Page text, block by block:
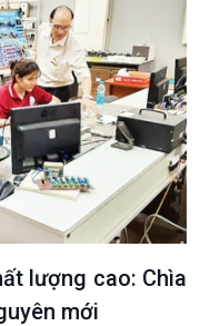
VOV1
luận
Sự kiện - Luận bàn
chuyện thời sự
chảy sự kiện
đêm
lượng cao: Chìa
mới